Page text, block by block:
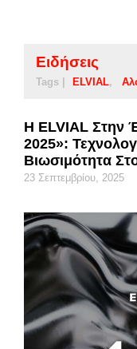
Ειδήσεις
Tags | ELVIAL
Η ELVIAL Στην
2025»:
Βιωσιμότητα
23 Σεπτεμβρίου, 2025